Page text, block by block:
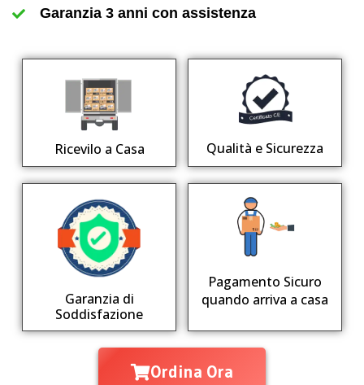
Garanzia 3 anni con assistenza
Ricevilo a Casa Qualità e Sicurezza
Garanzia di
Soddisfazione
Pagamento Sicuro
quando arriva a casa
Ordina Ora